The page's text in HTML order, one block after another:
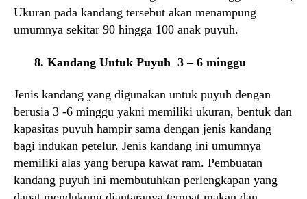
Ukuran pada kandang tersebut akan menampung
umumnya sekitar 90 hingga 100 anak puyuh.
8. Kandang Untuk Puyuh 3 – 6 minggu
Jenis kandang yang digunakan untuk puyuh dengan
berusia 3 -6 minggu yakni memiliki ukuran, bentuk dan
kapasitas puyuh hampir sama dengan jenis kandang
bagi indukan petelur. Jenis kandang ini umumnya
memiliki alas yang berupa kawat ram. Pembuatan
kandang puyuh ini membutuhkan perlengkapan yang